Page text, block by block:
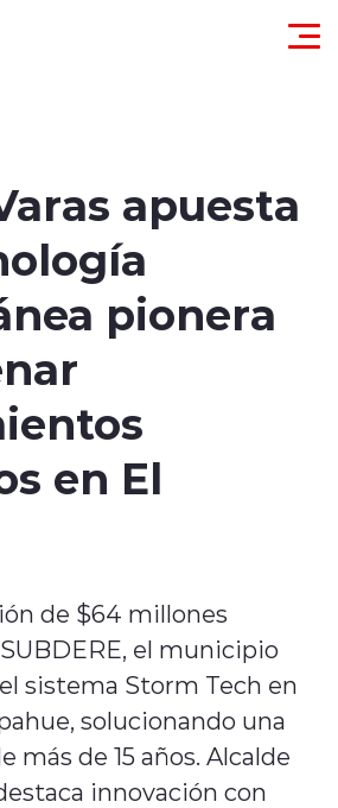
claro
apuesta
pionera
en El
de $64 millones
el municipio
sistema Storm Tech en
solucionando una
más de 15 años. Alcalde
innovación con